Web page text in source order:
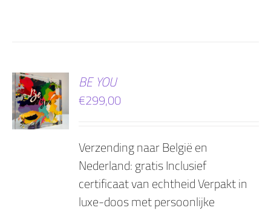
BE YOU
€299,00
Verzending naar België en
Nederland: gratis Inclusief
certificaat van echtheid Verpakt in
luxe-doos met persoonlijke